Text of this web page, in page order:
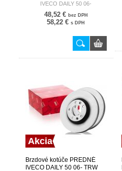
IVECO DAILY 50 06-
48,52 € bez DPH
58,22 € s DPH
Akcia
Brzdové kotúče PREDNÉ
IVECO DAILY 50 06- TRW